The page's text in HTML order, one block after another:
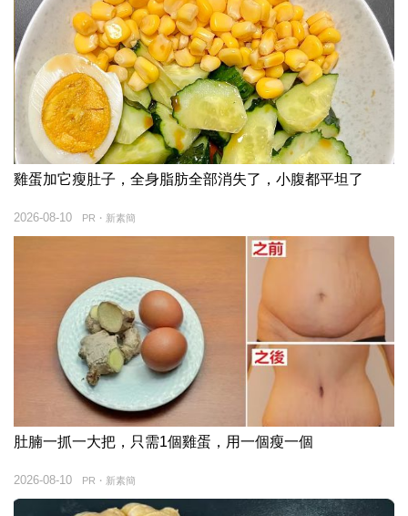
雞蛋加它瘦肚子，全身脂肪全部消失了，小腹都平坦了
PR・新素簡
2026-08-10
肚腩一抓一大把，只需1個雞蛋，用一個瘦一個
PR・新素簡
2026-08-10